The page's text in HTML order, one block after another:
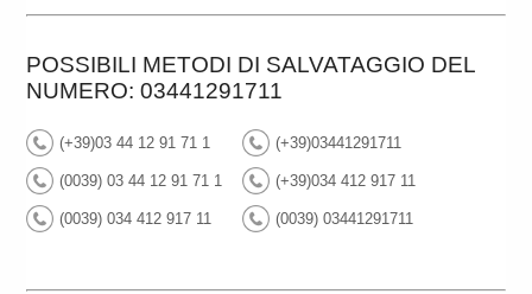
POSSIBILI METODI DI SALVATAGGIO DEL
NUMERO: 03441291711
(+39)03 44 12 91 71 1 (+39)03441291711
(0039) 03 44 12 91 71 1 (+39)034 412 917 11
(0039) 034 412 917 11 (0039) 03441291711